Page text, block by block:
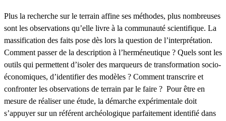
Plus la recherche sur le terrain affine ses méthodes, plus nombreuses
sont les observations qu’elle livre à la communauté scientifique. La
massification des faits pose dès lors la question de l’interprétation.
Comment passer de la description à l’herméneutique ? Quels sont les
outils qui permettent d’isoler des marqueurs de transformation socio-
économiques, d’identifier des modèles ? Comment transcrire et
confronter les observations de terrain par le faire ? Pour être en
mesure de réaliser une étude, la démarche expérimentale doit
s’appuyer sur un référent archéologique parfaitement identifié dans